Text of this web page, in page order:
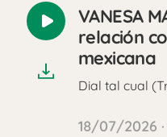
Reproducir
audio
VANESA
relación
mexicana
Dial tal cual
18/07/2026 ·